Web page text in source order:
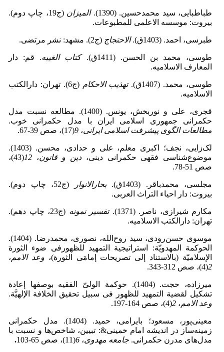
طباطبایی، سید محمدحسین. (1390). المیزان
(ج19، چاپ دوم).
بیروت: موسسه الاعلمی للمطبوعات.
طبرسی، احمد. (1403ق). الاحتجاج (ج2). مشهد: نشر مرتضی.
طوسی، محمد بن الحسن. (1411ق). کتاب الغیبه. قم: دار
المعارف الاسلامیه.
طوسی، محمد. (1407ق). تهذیب الاحکام
(ج6). تهران: دارالکتب
الاسلامیه.
قجری، علی و نوربخش، یونس. (1400). مطالعه نسبت مدل
حکمرانی جمهوری اسلامی ایران با مدل حکمرانی خوب.
مطالعات الگوی پیشرفت اسلامی ایرانی، 9(17)، صص 39-67.
لک‌زایی، نجف؛ اکبری معلم، علی و حدادی، محسن. (1403).
موضوع‌شناسی فقهی حکمرانی دینی، دین و قانون، 12
(43)،
صص 51-78.
مجلسی، محمدباقر. (1403ق). بحارالانوار
(ج52، چاپ دوم).
بیروت: دار احیاء التراث العربی.
مکارم شیرازی، ناصر. (1371). تفسیر نمونه
(ج23، چاپ دهم).
تهران: دارالکتب الاسلامیه.
موسوی حسن‌رودی، سید روح‌الله، نصوری، محمدرضا. (1404).
الحوکمة المهدویّة: استراتیجیة التمهید للظهورفی ضوء الثورة
الإسلامیّة (بالاستناد إلى تصریحات إمامَی الثورة)، وعد الامم،
2(4)، صص 312-343.
میرزاده، حجت. (1404). حوکمة الولیّ الفقیه بوصفها إعادة
تشکیل لقضیة التمهید للظهور فی سبیل تحقیق الخلافة الإلهیَّة.
وعد الامم، 2(4)، صص 164-197.
معینی‌پور، مسعود؛ بایرامی، حمید. (1404). مدل حکمرانی
زمینه‌ساز در اندیشه امام خمینی&: تبیین، شاخص‌ها و نسبت با
مدل‌های مدرن حکمرانی. جامعه مهدوی، 6(11)، صص 65-103 .